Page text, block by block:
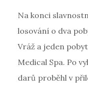
Na konci
losování o dva
Vráž a jeden
Medical Spa. Po
darů proběhl v